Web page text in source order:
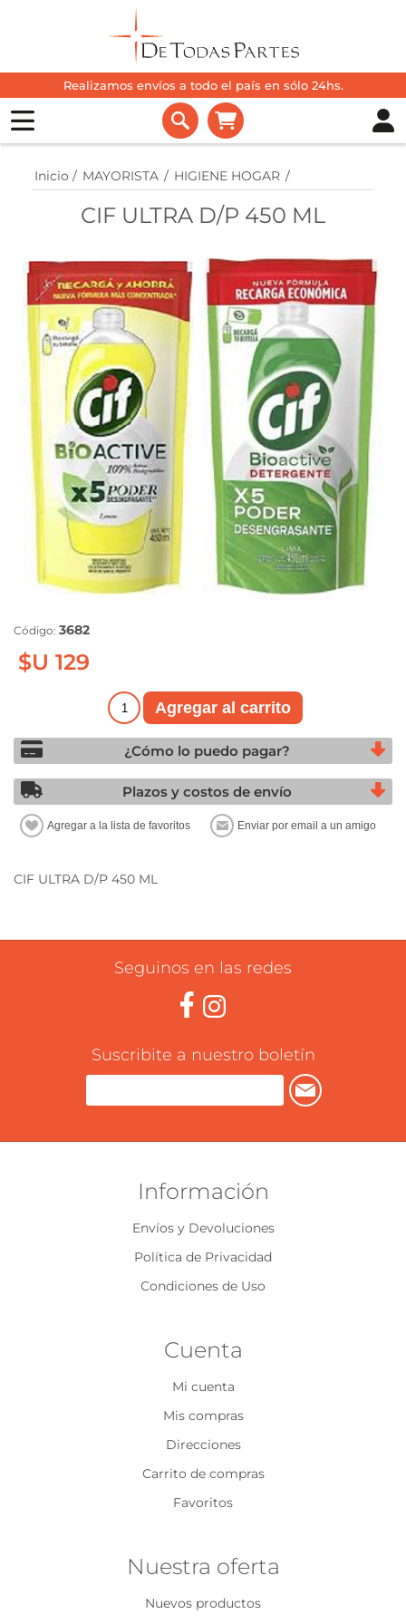
Realizamos envíos a todo el país en sólo 24hs.
Inicio / MAYORISTA / HIGIENE HOGAR /
CIF ULTRA D/P 450 ML
Código: 3682
$U 129
¿Cómo lo puedo pagar?
Plazos y costos de envío
CIF ULTRA D/P 450 ML
Seguinos en las redes
Suscribite a nuestro boletín
Información
Envíos y Devoluciones
Política de Privacidad
Condiciones de Uso
Cuenta
Mi cuenta
Mis compras
Direcciones
Carrito de compras
Favoritos
Nuestra oferta
Nuevos productos